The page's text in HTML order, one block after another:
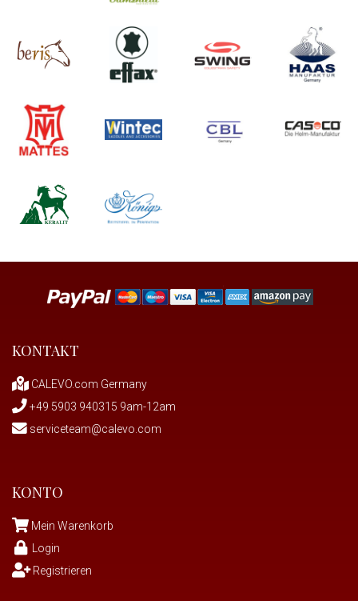
KONTAKT
CALEVO.com Germany
+49 5903 940315 9am-12am
serviceteam@calevo.com
KONTO
Mein Warenkorb
Login
Registrieren